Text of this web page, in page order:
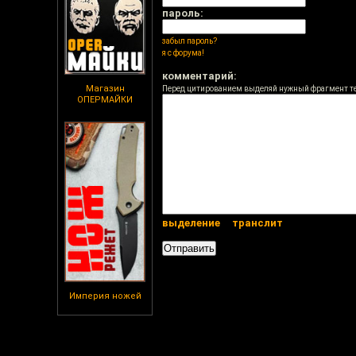
Магазин
ОПЕРМАЙКИ
Империя ножей
пароль:
забыл пароль?
я с форума!
комментарий:
Перед цитированием выделяй нужный фрагмент
выделение транслит